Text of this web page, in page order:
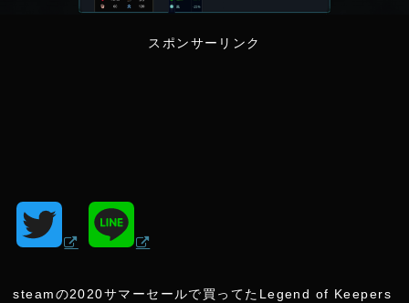
スポンサーリンク
steamの2020サマーセールで買ってたLegend of Keepers